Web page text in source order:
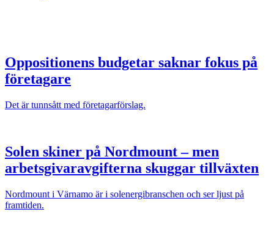
Oppositionens budgetar saknar fokus på
företagare
Det är tunnsått med företagarförslag.
Solen skiner på Nordmount – men
arbetsgivaravgifterna skuggar tillväxten
Nordmount i Värnamo är i solenergibranschen och ser ljust på
framtiden.